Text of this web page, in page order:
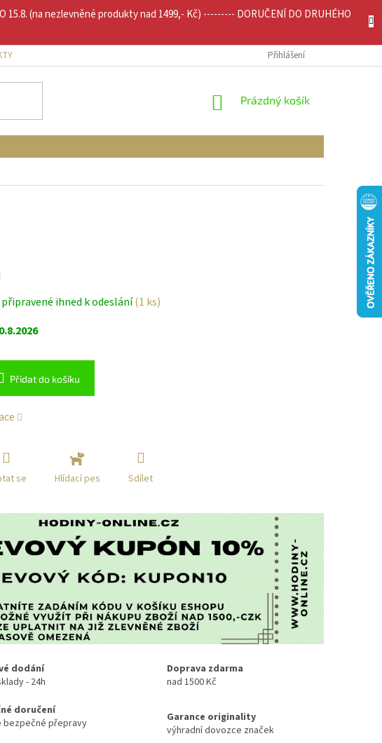
15.8. (na nezlevněné produkty nad 1499,- Kč) --------- DORUČENÍ DO DRUHÉHO
Přihlášení
NÁKUPNÍ
Prázdný košík
ihned k odeslání(1 ks)
Přidat do košíku
se Hlídací pes Sdílet
dodání
- 24h
Doprava zdarma
nad 1500 Kč
doručení
bezpečné přepravy
Garance originality
výhradní dovozce značek